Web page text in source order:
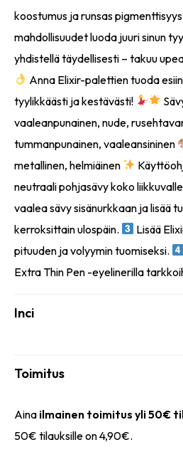
koostumus ja runsas
mahdollisuudet luoda juuri sinun
yhdistellä täydellisesti – takuu
Anna Elixir-palettien tuoda
tyylikkäästi ja kestävästi!
vaaleanpunainen, nude,
tummanpunainen, vaaleansininen
metallinen, helmiäinen
neutraali pohjasävy koko
vaalea sävy sisänurkkaan ja lisää
kerroksittain ulospäin.
Lisää
pituuden ja volyymin tuomiseksi.
Extra Thin Pen -eyelinerilla
Inci
Toimitus
Aina ilmainen toimitus yli 50€
50€ tilauksille on 4,90€.